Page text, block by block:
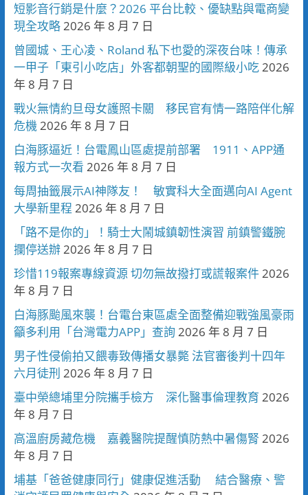
短影音行銷是什麼？2026 平台比較、優缺點與電商變
現全攻略2026 年 8 月 7 日
曾國城、王心凌、Roland 私下也愛的深夜台味！傳承
一甲子「東引小吃店」外客都朝聖的國際級小吃2026
年 8 月 7 日
戰火無情約旦母女護照卡關 移民官有情一路陪伴化解
危機2026 年 8 月 7 日
白海豚逼近！台電鳳山區處提前部署 1911、APP通
報方式一次看 2026 年 8 月 7 日
每周抽籤展示AI神隊友！ 敏實科大全面邁向AI Agent
大學新里程 2026 年 8 月 7 日
「路不是你的」！騎士大鬧城鎮韌性演習 前鎮警鐵腕
攔停送辦2026 年 8 月 7 日
珍惜119報案專線資源 切勿無故撥打或謊報案件2026
年 8 月 7 日
白海豚颱風來襲！台電台東區處全面整備迎戰強風豪雨
籲多利用「台灣電力APP」查詢 2026 年 8 月 7 日
男子性侵偷拍又餵毒致傳播女暴斃 法官審後判十四年
六月徒刑 2026 年 8 月 7 日
臺中榮總埔里分院攜手檢方 深化醫事倫理教育 2026
年 8 月 7 日
高溫廚房藏危機 嘉義醫院提醒慎防熱中暑傷腎 2026
年 8 月 7 日
埔基「爸爸健康同行」健康促進活動 結合醫療、警